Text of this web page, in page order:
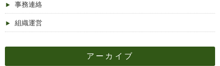
事務連絡
組織運営
アーカイブ